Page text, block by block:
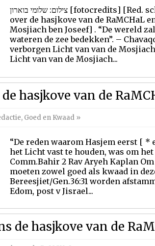
צילום: שלומי בוארון [fotocredits] [Red. schrijver gaat in dit artikel uit van enig kennis
over de hasjkove van de RaMCHaL
Mosjiach ben Joseef] . “De wereld
wateren de zee bedekken”. –
verborgen Licht van van de
Licht van van de Mosjiach...
hasjkove van de
, Goed en Kwaad »
“De reden waarom Hasjem eerst [
het Licht vast te houden, was om
Comm.Bahir 2 Rav Aryeh Kaplan
moeten zowel goed als kwaad in
Bereesjiet/Gen.36:31 worden
Edom, post v Jisrael...
de hasjkove van de